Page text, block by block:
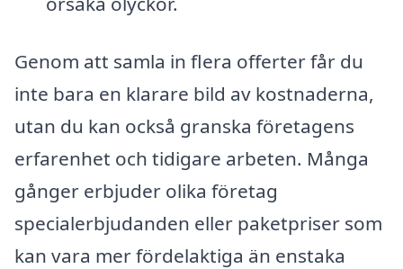
Genom att samla in flera offerter får du
inte bara en klarare bild av kostnaderna,
utan du kan också granska företagens
erfarenhet och tidigare arbeten. Många
gånger erbjuder olika företag
specialerbjudanden eller paketpriser som
kan vara mer fördelaktiga än enstaka